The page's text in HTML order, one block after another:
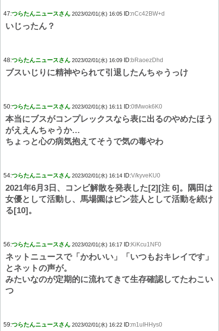
47:つらたんニュースさん 2023/02/01(水) 16:05 ID:nCc42BW+d
いじったん？
48:つらたんニュースさん 2023/02/01(水) 16:09 ID:bRaoezDhd
ブスいじりに精神やられて引退したんちゃうっけ
50:つらたんニュースさん 2023/02/01(水) 16:11 ID:0tMwok6K0
本当にブスがコンプレックスなら表に出るのやめたほう
がええんちゃうか…
ちょっと心の病気抱えてそうで気の毒やわ
54:つらたんニュースさん 2023/02/01(水) 16:14 ID:V/kyveKU0
2021年6月3日、コンビ解散を発表した[2][注 6]。隅田は
女優として活動し、馬場園はピン芸人として活動を続け
る[10]。
56:つらたんニュースさん 2023/02/01(水) 16:17 ID:KiKcu1NF0
ネットニュースで「かわいい」「いつもおキレイです」
とネットの声が。
みたいなのが定期的に流れてきて生存確認してたわこい
つ
59:つらたんニュースさん 2023/02/01(水) 16:22 ID:m1uIHHys0